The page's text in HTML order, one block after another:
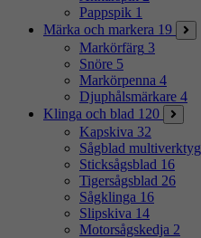
Pappspik 1
Märka och markera 19
Markörfärg 3
Snöre 5
Markörpenna 4
Djuphålsmärkare 4
Klinga och blad 120
Kapskiva 32
Sågblad multiverktyg
Sticksågsblad 16
Tigersågsblad 26
Sågklinga 16
Slipskiva 14
Motorsågskedja 2